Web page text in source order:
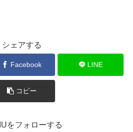
シェアする
Facebook LINE
コピー
をフォローする